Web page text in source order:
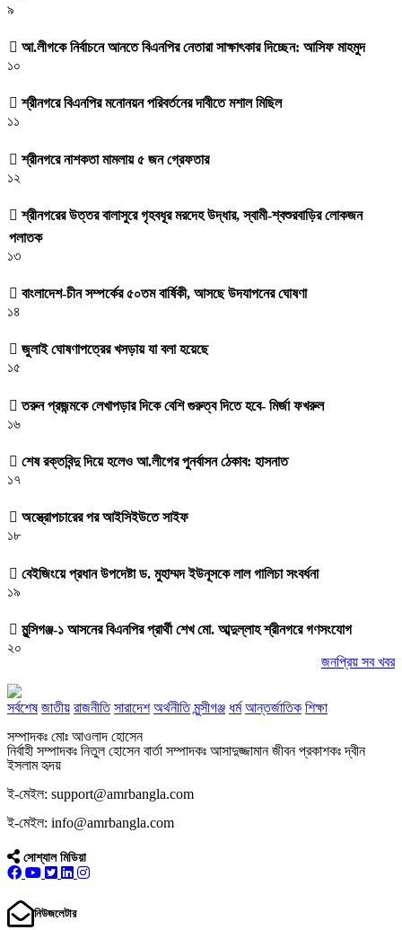
৯
আ.লীগকে নির্বাচনে আনতে বিএনপির নেতারা সাক্ষাৎকার দিচ্ছেন: আসিফ মাহমুদ
১০
শ্রীনগরে বিএনপির মনোনয়ন পরিবর্তনের দাবীতে মশাল মিছিল
১১
শ্রীনগরে নাশকতা মামলায় ৫ জন গ্রেফতার
১২
শ্রীনগরের উত্তর বালাসুরে গৃহবধূর মরদেহ উদ্ধার, স্বামী-শ্বশুরবাড়ির লোকজন
পলাতক
১৩
বাংলাদেশ-চীন সম্পর্কের ৫০তম বার্ষিকী, আসছে উদযাপনের ঘোষণা
১৪
জুলাই ঘোষণাপত্রের খসড়ায় যা বলা হয়েছে
১৫
তরুন প্রজন্মকে লেখাপড়ার দিকে বেশি গুরুত্ব দিতে হবে- মির্জা ফখরুল
১৬
শেষ রক্তবিন্দু দিয়ে হলেও আ.লীগের পুনর্বাসন ঠেকাব: হাসনাত
১৭
অস্ত্রোপচারের পর আইসিইউতে সাইফ
১৮
বেইজিংয়ে প্রধান উপদেষ্টা ড. মুহাম্মদ ইউনূসকে লাল গালিচা সংবর্ধনা
১৯
মুন্সিগঞ্জ-১ আসনের বিএনপির প্রার্থী শেখ মো. আব্দুল্লাহ শ্রীনগরে গণসংযোগ
২০
জনপ্রিয় সব খবর
সর্বশেষ জাতীয় রাজনীতি সারাদেশ অর্থনীতি মুন্সীগঞ্জ ধর্ম আন্তর্জাতিক শিক্ষা
সম্পাদকঃ মোঃ আওলাদ হোসেন
নির্বাহী সম্পাদকঃ নিতুল হোসেন বার্তা সম্পাদকঃ আসাদুজ্জামান জীবন প্রকাশকঃ দ্বীন
ইসলাম হৃদয়
ই-মেইল: support@amrbangla.com
ই-মেইল: info@amrbangla.com
সোশ্যাল মিডিয়া
নিউজলেটার